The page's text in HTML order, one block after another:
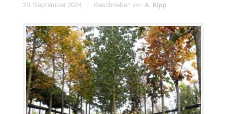
20. September 2024 Geschrieben von A. Kipp